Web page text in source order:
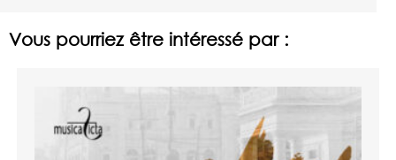
Vous pourriez être intéressé par :